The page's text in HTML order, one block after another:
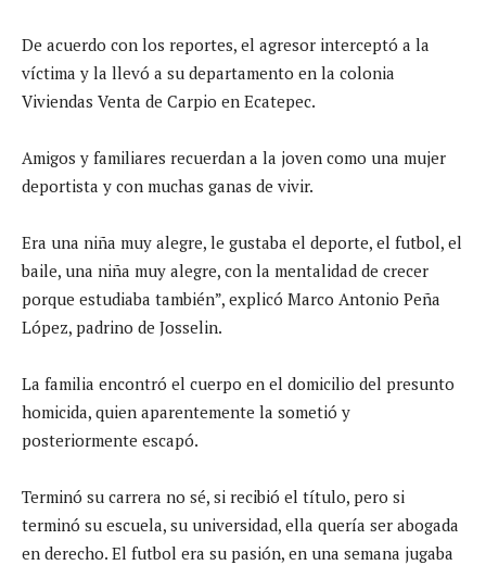
De acuerdo con los reportes, el agresor interceptó a la
víctima y la llevó a su departamento en la colonia
Viviendas Venta de Carpio en Ecatepec.
Amigos y familiares recuerdan a la joven como una mujer
deportista y con muchas ganas de vivir.
Era una niña muy alegre, le gustaba el deporte, el futbol, el
baile, una niña muy alegre, con la mentalidad de crecer
porque estudiaba también”, explicó Marco Antonio Peña
López, padrino de Josselin.
La familia encontró el cuerpo en el domicilio del presunto
homicida, quien aparentemente la sometió y
posteriormente escapó.
Terminó su carrera no sé, si recibió el título, pero si
terminó su escuela, su universidad, ella quería ser abogada
en derecho. El futbol era su pasión, en una semana jugaba